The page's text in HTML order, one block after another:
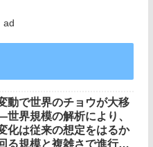
ad
動で世界のチョウが大移
界規模の解析により、
化は従来の想定をはるか
る規模と複雑さで進行し